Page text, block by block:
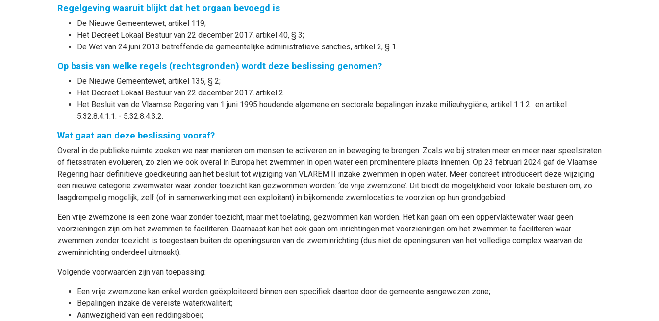
Regelgeving waaruit blijkt dat het orgaan bevoegd is
De Nieuwe Gemeentewet, artikel 119;
Het Decreet Lokaal Bestuur van 22 december 2017, artikel 40, § 3;
De Wet van 24 juni 2013 betreffende de gemeentelijke administratieve sancties, artikel 2, § 1.
Op basis van welke regels (rechtsgronden) wordt deze beslissing genomen?
De Nieuwe Gemeentewet, artikel 135, § 2;
Het Decreet Lokaal Bestuur van 22 december 2017, artikel 2.
Het Besluit van de Vlaamse Regering van 1 juni 1995 houdende algemene en sectorale bepalingen inzake milieuhygiëne, artikel 1.1.2. en artikel
5.32.8.4.1.1. - 5.32.8.4.3.2.
Wat gaat aan deze beslissing vooraf?
Overal in de publieke ruimte zoeken we naar manieren om mensen te activeren en in beweging te brengen. Zoals we bij straten meer en meer naar speelstraten
of fietsstraten evolueren, zo zien we ook overal in Europa het zwemmen in open water een prominentere plaats innemen. Op 23 februari 2024 gaf de Vlaamse
Regering haar definitieve goedkeuring aan het besluit tot wijziging van VLAREM II inzake zwemmen in open water. Meer concreet introduceert deze wijziging
een nieuwe categorie zwemwater waar zonder toezicht kan gezwommen worden: ‘de vrije zwemzone’. Dit biedt de mogelijkheid voor lokale besturen om, zo
laagdrempelig mogelijk, zelf (of in samenwerking met een exploitant) in bijkomende zwemlocaties te voorzien op hun grondgebied.
Een vrije zwemzone is een zone waar zonder toezicht, maar met toelating, gezwommen kan worden. Het kan gaan om een oppervlaktewater waar geen
voorzieningen zijn om het zwemmen te faciliteren. Daarnaast kan het ook gaan om inrichtingen met voorzieningen om het zwemmen te faciliteren waar
zwemmen zonder toezicht is toegestaan buiten de openingsuren van de zweminrichting (dus niet de openingsuren van het volledige complex waarvan de
zweminrichting onderdeel uitmaakt).
Volgende voorwaarden zijn van toepassing:
Een vrije zwemzone kan enkel worden geëxploiteerd binnen een specifiek daartoe door de gemeente aangewezen zone;
Bepalingen inzake de vereiste waterkwaliteit;
Aanwezigheid van een reddingsboei;